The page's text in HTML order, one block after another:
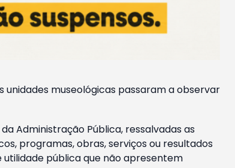
unidades museológicas passaram a observar
Administração Pública, ressalvadas as
programas, obras, serviços ou resultados
pública que não apresentem